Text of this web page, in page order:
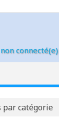
non connecté(e)
par catégorie